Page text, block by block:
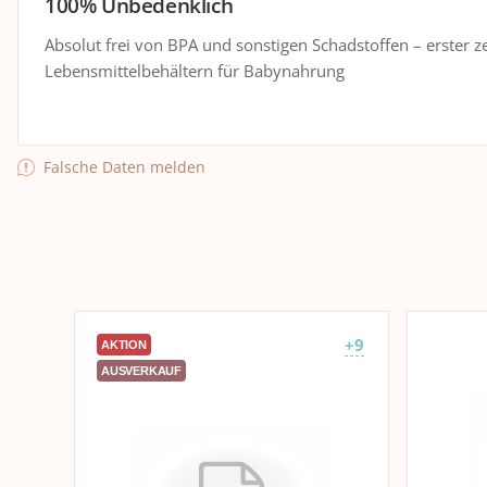
Absolut frei von BPA und sonstigen Schadstoffen – erster
Lebensmittelbehältern für Babynahrung
Falsche Daten melden
AKTION
AUSVERKAUF
+9